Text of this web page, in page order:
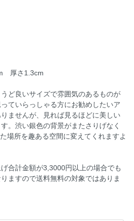
厚さ1.3cm
ど良いサイズで雰囲気のあるものが
ていらっしゃる方にお勧めしたいア
ませんが、見れば見るほどに美しい
。渋い銀色の背景がまたさりげなく
場所を趣ある空間に変えてくれますよ
合計金額が3,3000円以上の場合でも
ますので送料無料の対象ではありま